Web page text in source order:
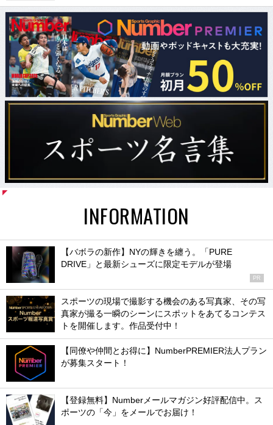
INFORMATION
【バボラの新作】NYの輝きを纏う。「PURE
DRIVE」と最新シューズに限定モデルが登場
PR
スポーツの現場で撮影する機会のある写真家、その写
真家が撮る一瞬のシーンにスポットをあてるコンテス
トを開催します。作品受付中！
【同僚や仲間とお得に】NumberPREMIER法人プラン
が募集スタート！
【登録無料】Numberメールマガジン好評配信中。ス
ポーツの「今」をメールでお届け！